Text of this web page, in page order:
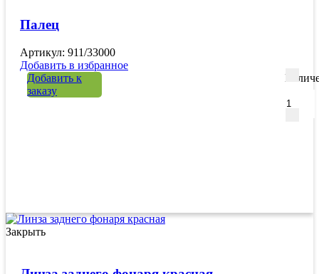
Палец
Артикул: 911/33000
Добавить в избранное
Добавить к
заказу
Закрыть